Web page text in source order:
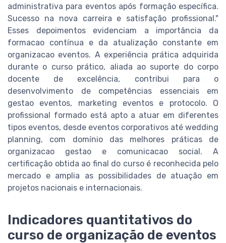
administrativa para eventos após formação específica.
Sucesso na nova carreira e satisfação profissional."
Esses depoimentos evidenciam a importância da
formacao contínua e da atualização constante em
organizacao eventos. A experiência prática adquirida
durante o curso prático, aliada ao suporte do corpo
docente de excelência, contribui para o
desenvolvimento de competências essenciais em
gestao eventos, marketing eventos e protocolo. O
profissional formado está apto a atuar em diferentes
tipos eventos, desde eventos corporativos até wedding
planning, com domínio das melhores práticas de
organizacao gestao e comunicacao social. A
certificação obtida ao final do curso é reconhecida pelo
mercado e amplia as possibilidades de atuação em
projetos nacionais e internacionais.
Indicadores quantitativos do
curso de organização de eventos